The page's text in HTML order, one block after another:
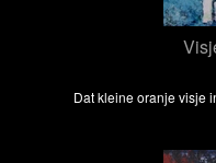
Dat kleine oranje visje